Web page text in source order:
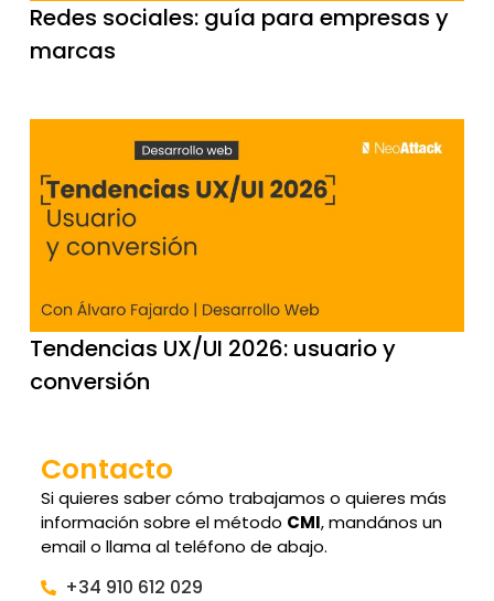
Redes sociales: guía para empresas y
marcas
Tendencias UX/UI 2026: usuario y
conversión
Contacto
Si quieres saber cómo trabajamos o quieres más
información sobre el método CMI, mandános un
email o llama al teléfono de abajo.
+34 910 612 029